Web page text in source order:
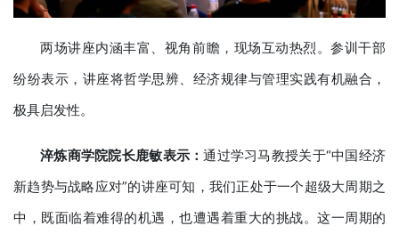
两场讲座内涵丰富、视角前瞻，现场互动热烈。参训干部
纷纷表示，讲座将哲学思辨、经济规律与管理实践有机融合，
极具启发性。
淬炼商学院院长鹿敏表示：通过学习马教授关于“中国经济
新趋势与战略应对”的讲座可知，我们正处于一个超级大周期之
中，既面临着难得的机遇，也遭遇着重大的挑战。这一周期的